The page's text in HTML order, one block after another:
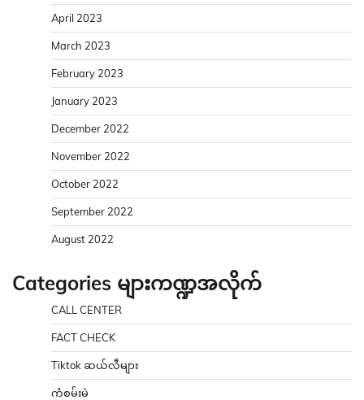
April 2023
March 2023
February 2023
January 2023
December 2022
November 2022
October 2022
September 2022
August 2022
Categories များကဏ္ဍအလိုက်
CALL CENTER
FACT CHECK
Tiktok ဆယ်လီများ
ကံစမ်းမဲ